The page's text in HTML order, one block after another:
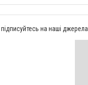
підписуйтесь на наші джерела